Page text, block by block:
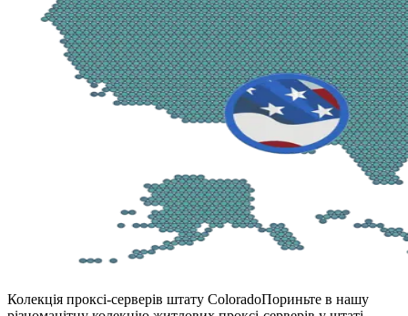
Колекція проксі-серверів штату ColoradoПориньте в нашу